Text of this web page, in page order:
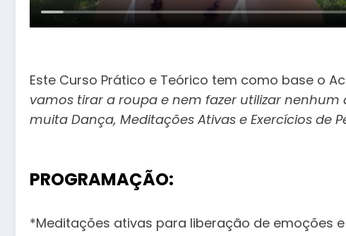
Este Curso Prático e Teórico tem como base o
vamos tirar a roupa e nem fazer utilizar
muita Dança, Meditações Ativas e Exercícios de
PROGRAMAÇÃO:
*Meditações ativas para liberação de emoções